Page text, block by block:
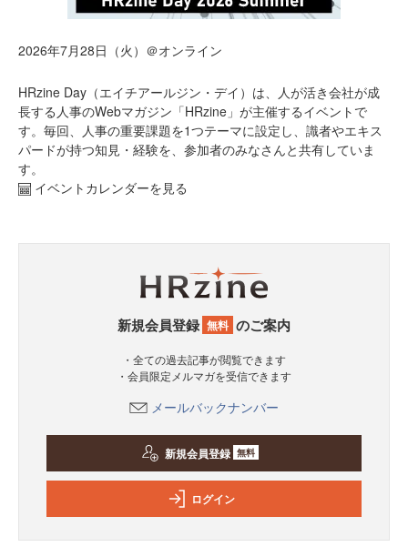
2026年7月28日（火）＠オンライン
HRzine Day（エイチアールジン・デイ）は、人が活き会社が成
長する人事のWebマガジン「HRzine」が主催するイベントで
す。毎回、人事の重要課題を1つテーマに設定し、識者やエキス
パードが持つ知見・経験を、参加者のみなさんと共有していま
す。
イベントカレンダーを見る
新規会員登録 無料 のご案内
・全ての過去記事が閲覧できます
・会員限定メルマガを受信できます
メールバックナンバー
新規会員登録 無料
ログイン